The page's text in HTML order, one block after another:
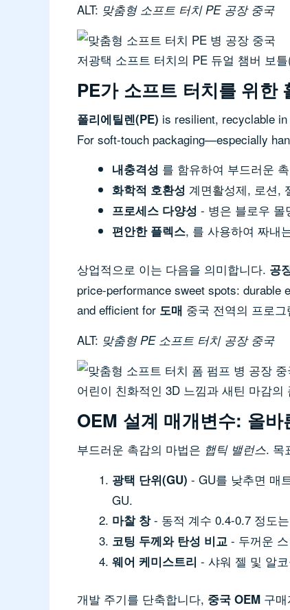
ALT: 맞춤형 소프트 터치 PE 공장 중국
저광택 소프트 터치의 PE 듀얼 챔버 보
PE가 소프트 터치를 위한
폴리에틸렌(PE) is resilient, recyclable
For soft-touch packaging—especially
내충격성 를 함유하여 부드러운
화학적 호환성 계면활성제, 로션,
프로세스 다양성 - 병은 블로우 몰
편안한 플렉스, 를 사용하여 짜내
상업적으로 이는 다음을 의미합니다. 공
price-performance sweet spots: durable
and efficient for 도매 중국 전역의 프로
ALT: 맞춤형 PE 소프트 터치 공장 중국
어린이 친화적인 3D 느낌과 새틴 마감의
OEM 설계 매개변수: 올바
부드러운 촉감의 마법은 햅틱 밸런스. 목
광택 단위(GU) - GU를 낮추면 매
GU.
마찰 창- 동적 계수 0.4-0.7 정도
코팅 두께와 탄성 비교 - 두꺼운
웨어 케미스트리 - 샤워 젤 및 알
개발 주기를 단축합니다, 중국 OEM 구